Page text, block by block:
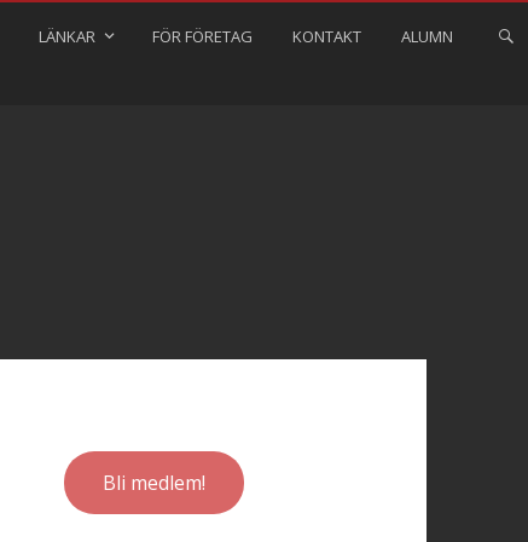
LÄNKAR FÖR FÖRETAG KONTAKT ALUMN
Bli medlem!